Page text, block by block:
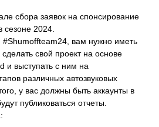
сбора заявок на спонсирование
сезоне 2024.
#Shumoffteam24, вам нужно иметь
свой проект на основе
и выступать с ним на
различных автозвуковых
у вас должны быть аккаунты в
публиковаться отчеты.